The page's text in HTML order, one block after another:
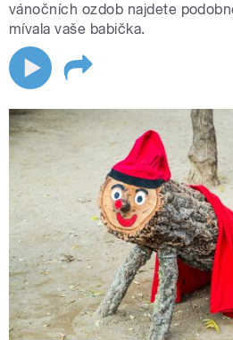
vánočních ozdob najdete
mívala vaše babička.